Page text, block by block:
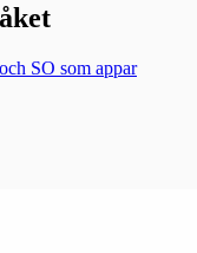
SO som appar